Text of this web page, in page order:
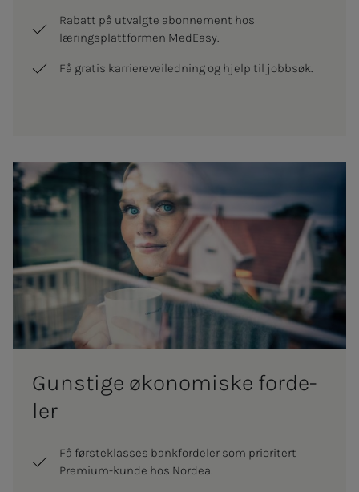
Rabatt på utvalgte abonnement hos
læringsplattformen MedEasy.
Få gratis karriereveiledning og hjelp til jobbsøk.
Guns­­­ti­­­ge øko­­­­­no­­­mis­­­ke for­­­de­­­
ler
Få førsteklasses bankfordeler som prioritert
Premium-kunde hos Nordea.